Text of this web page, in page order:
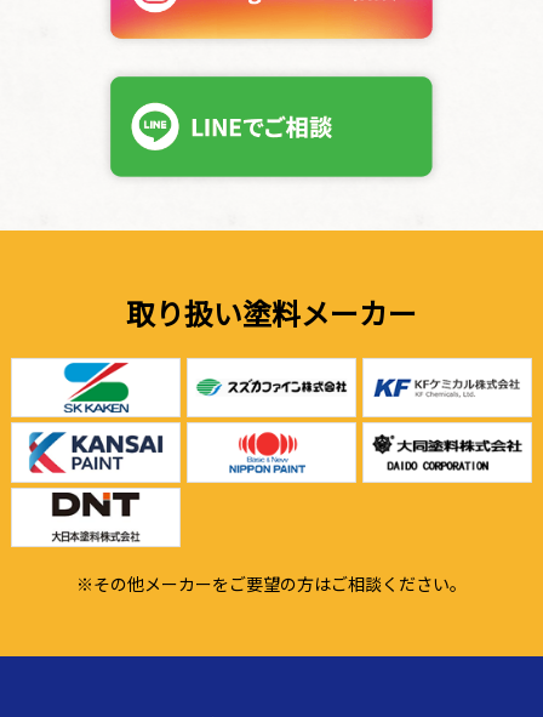
取り扱い塗料メーカー
※その他メーカーをご要望の方はご相談ください。